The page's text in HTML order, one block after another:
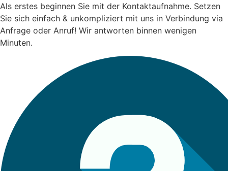
Als erstes beginnen Sie mit der Kontaktaufnahme. Setzen
Sie sich einfach & unkompliziert mit uns in Verbindung via
Anfrage oder Anruf! Wir antworten binnen wenigen
Minuten.